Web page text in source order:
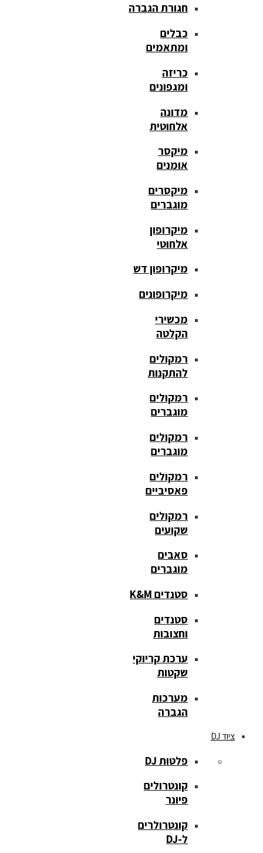
חגורת הגברה
כבלים
ומתאמים
כריזה
ומגפונים
מדונה
אלחוטית
מיקסר
אומנים
מיקסרים
מוגברים
מיקרופון
אלחוטי
מיקרופון דש
מיקרופונים
מכשירי
הקלטה
רמקולים
להתקנות
רמקולים
מוגברים
רמקולים
מוגברים
רמקולים
פאסיביים
רמקולים
שקועים
סאבים
מוגברים
סטנדים K&M
סטנדים
וחצובות
ערכת קריוקי
שקטות
מערכות
הגברה
ציוד DJ
פלטות DJ
קונטרולים
פיונר
קונטרולרים
ל-DJ